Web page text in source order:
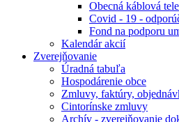
Obecná káblová
Covid - 19 -
Fond na podporu
Kalendár akcií
Zverejňovanie
Úradná tabuľa
Hospodárenie obce
Zmluvy, faktúry,
Cintorínske zmluvy
Archív - zverejňovanie